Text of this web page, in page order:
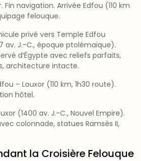
navigation. Arrivée Edfou (110 km
felouque.
privé vers Temple Edfou
av. J.-C., époque ptolémaïque).
d’Égypte avec reliefs parfaits,
architecture intacte.
– Louxor (110 km, 1h30 route).
hôtel.
(1400 av. J.-C., Nouvel Empire).
colonnade, statues Ramsès II,
la Croisière Felouque